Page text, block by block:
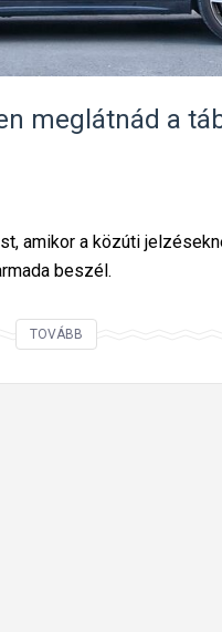
meglátnád a
amikor a közúti
beszél.
TOVÁBB
t